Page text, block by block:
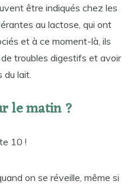
être indiqués chez les
au lactose, qui ont
et à ce moment-là, ils
troubles digestifs et avoir
du lait.
le matin ?
10 !
on se réveille, même si